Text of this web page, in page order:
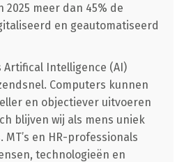
meer dan 45% de
en geautomatiseerd
Artifical Intelligence (AI)
Computers kunnen
en objectiever uitvoeren
blijven wij als mens uniek
en HR-professionals
technologieën en